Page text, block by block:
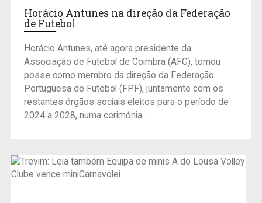
Horácio Antunes na direção da Federação
de Futebol
Horácio Antunes, até agora presidente da
Associação de Futebol de Coimbra (AFC), tomou
posse como membro da direção da Federação
Portuguesa de Futebol (FPF), juntamente com os
restantes órgãos sociais eleitos para o período de
2024 a 2028, numa cerimónia...